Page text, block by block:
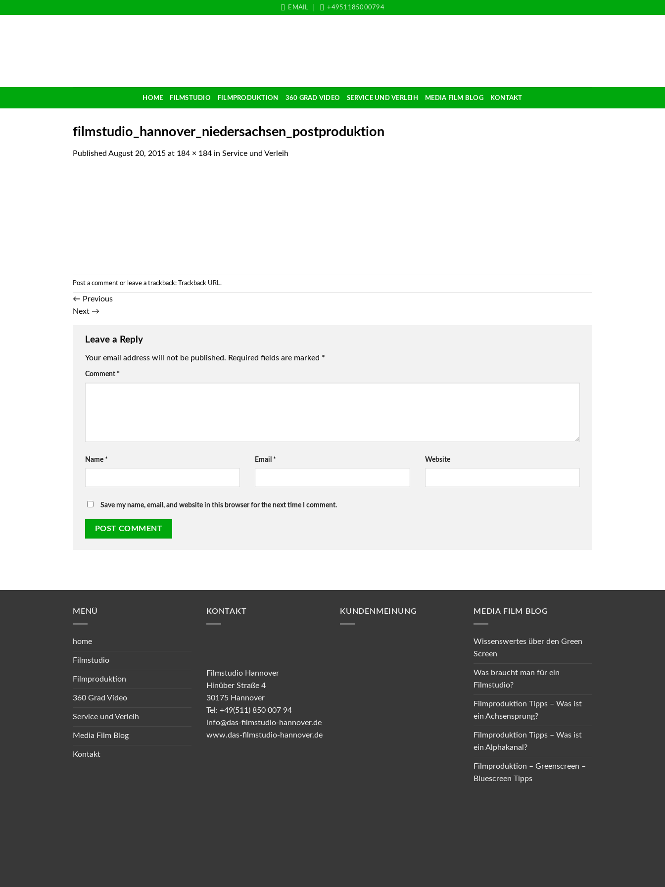
EMAIL +4951185000794
HOME FILMSTUDIO FILMPRODUKTION 360 GRAD VIDEO SERVICE UND VERLEIH MEDIA FILM BLOG KONTAKT
filmstudio_hannover_niedersachsen_postproduktion
Published August 20, 2015 at 184 × 184 in Service und Verleih
Post a comment or leave a trackback: Trackback URL.
← Previous
Next →
Leave a Reply
Your email address will not be published. Required fields are marked *
Comment *
Name * Email * Website
Save my name, email, and website in this browser for the next time I comment.
MENÜ
home
Filmstudio
Filmproduktion
360 Grad Video
Service und Verleih
Media Film Blog
Kontakt
KONTAKT
Filmstudio Hannover
Hinüber Straße 4
30175 Hannover
Tel: +49(511) 850 007 94
info@das-filmstudio-hannover.de
www.das-filmstudio-hannover.de
KUNDENMEINUNG MEDIA FILM BLOG
Wissenswertes über den Green
Screen
Was braucht man für ein
Filmstudio?
Filmproduktion Tipps – Was ist
ein Achsensprung?
Filmproduktion Tipps – Was ist
ein Alphakanal?
Filmproduktion – Greenscreen –
Bluescreen Tipps